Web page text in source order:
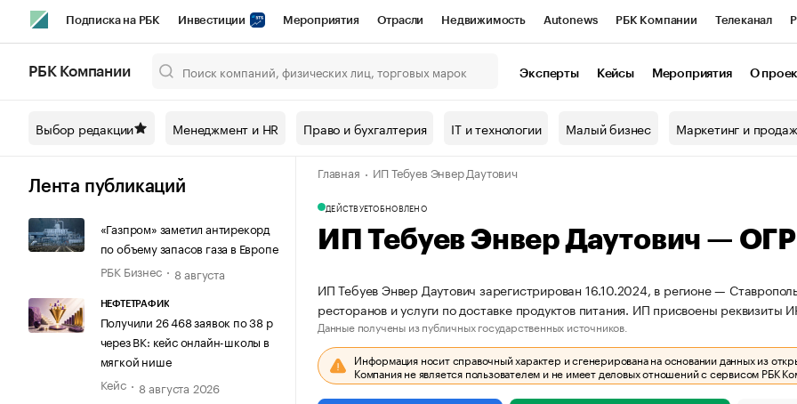
Подписка на РБК Инвестиции Мероприятия Отрасли Недвижимость Autonews РБК Компании Телеканал
Спецпроекты СПб Конференции СПб Спецпроекты Проверка контрагентов
Технологии и медиа Рынок наличной валюты
РБК Компании Эксперты Кейсы Мероприятия О
Выбор редакции Менеджмент и HR Право и бухгалтерия IT и технологии Малый бизнес Маркетинг и
Лента публикаций
«Газпром» заметил антирекорд
по объему запасов газа в Европе
РБК Бизнес
8 августа
НЕФТЕТРАФИК
Получили 26 468 заявок по 38 р
через ВК: кейс онлайн-школы в
мягкой нише
Кейс
8 августа 2026
Главная ИП Тебуев Энвер Даутович
ДЕЙСТВУЕТОБНОВЛЕНО
ИП Тебуев Энвер Даутович —
ИП Тебуев Энвер Даутович зарегистрирован 16.10.2024, в регионе —
ресторанов и услуги по доставке продуктов питания. ИП присвоены
Данные получены из публичных государственных источников.
Информация носит справочный характер и сгенерирована на основании данных из
Компания не является пользователем и не имеет деловых отношений с сервисом РБК